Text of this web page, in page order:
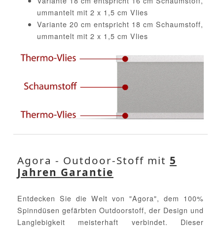
ummantelt mit 2 x 1,5 cm Vlies
Variante 20 cm entspricht 18 cm Schaumstoff,
ummantelt mit 2 x 1,5 cm Vlies
Agora - Outdoor-Stoff mit 5
Jahren Garantie
Entdecken Sie die Welt von "Agora", dem 100%
Spinndüsen gefärbten Outdoorstoff, der Design und
Langlebigkeit meisterhaft verbindet. Dieser